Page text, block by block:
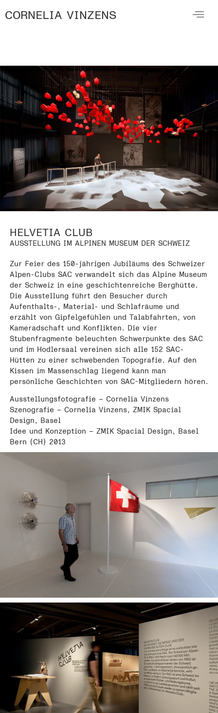
CORNELIA VINZENS
HELVETIA CLUB
AUSSTELLUNG IM ALPINEN MUSEUM DER SCHWEIZ
Zur Feier des 150-jährigen Jubiläums des Schweizer
Alpen-Clubs SAC verwandelt sich das Alpine Museum
der Schweiz in eine geschichtenreiche Berghütte.
Die Ausstellung führt den Besucher durch
Aufenthalts-, Material- und Schlafräume und
erzählt von Gipfelgefühlen und Talabfahrten, von
Kameradschaft und Konflikten. Die vier
Stubenfragmente beleuchten Schwerpunkte des SAC
und im Hodlersaal vereinen sich alle 152 SAC-
Hütten zu einer schwebenden Topografie. Auf den
Kissen im Massenschlag liegend kann man
persönliche Geschichten von SAC-Mitgliedern hören.
Ausstellungsfotografie – Cornelia Vinzens
Szenografie – Cornelia Vinzens, ZMIK Spacial
Design, Basel
Idee und Konzeption – ZMIK Spacial Design, Basel
Bern (CH) 2013